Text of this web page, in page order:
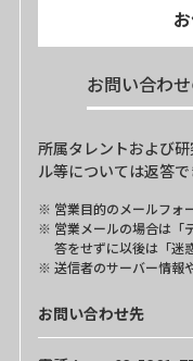
お問い合わ
所属タレントおよび
ル等については返答
営業目的のメールフォ
営業メールの場合は「
答をせずに以後は「迷
送信者のサーバー情報
お問い合わせ先